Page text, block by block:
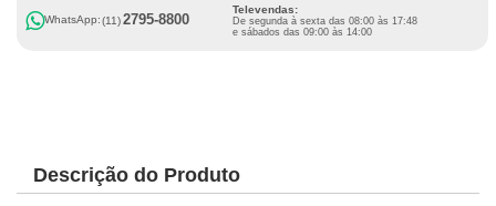
WhatsApp:(11)2795-8800
Televendas:
De segunda à sexta das 08:00 às 17:48
e sábados das 09:00 às 14:00
Descrição do Produto